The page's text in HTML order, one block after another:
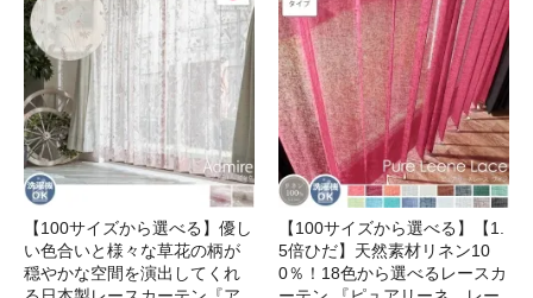
【100サイズから選べる】優し
い色合いと様々な草花の柄が
穏やかな空間を演出してくれ
【100サイズから選べる】【1.
5倍ひだ】天然素材リネン10
0％！18色から選べるレースカ